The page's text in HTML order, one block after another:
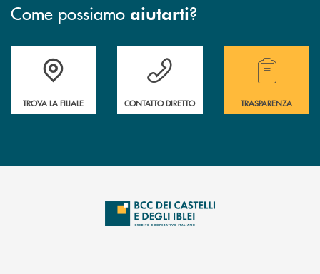
Come possiamo aiutarti?
Accedi all' elenco completo delle filiali .
TROVA LA FILIALE
Hai bisogno di assistenza immediata?
CONTATTO DIRETTO
Hai bisogno di
TRASPARENZA